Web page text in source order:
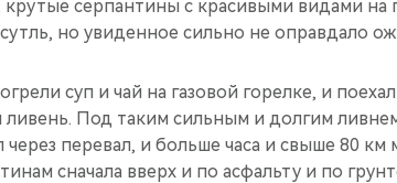
крутые серпантины с красивыми видами
но увиденное сильно не оправдало
суп и чай на газовой горелке, и
Под таким сильным и долгим
перевал, и больше часа и свыше 80
сначала вверх и по асфальту и по